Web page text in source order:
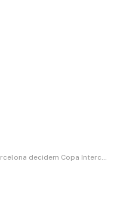
Copa Intercontinental Sub-20 no Maracanã